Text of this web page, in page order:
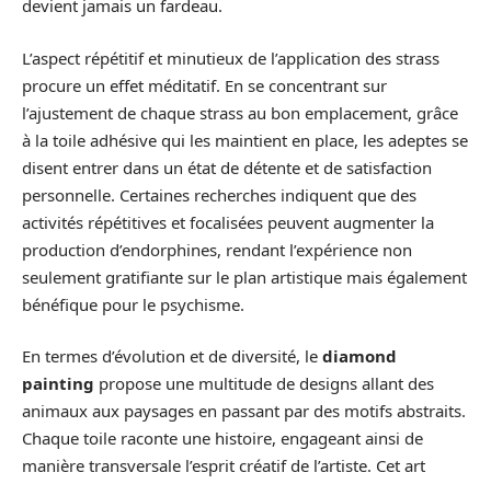
devient jamais un fardeau.
L’aspect répétitif et minutieux de l’application des strass
procure un effet méditatif. En se concentrant sur
l’ajustement de chaque strass au bon emplacement, grâce
à la toile adhésive qui les maintient en place, les adeptes se
disent entrer dans un état de détente et de satisfaction
personnelle. Certaines recherches indiquent que des
activités répétitives et focalisées peuvent augmenter la
production d’endorphines, rendant l’expérience non
seulement gratifiante sur le plan artistique mais également
bénéfique pour le psychisme.
En termes d’évolution et de diversité, le diamond
painting propose une multitude de designs allant des
animaux aux paysages en passant par des motifs abstraits.
Chaque toile raconte une histoire, engageant ainsi de
manière transversale l’esprit créatif de l’artiste. Cet art